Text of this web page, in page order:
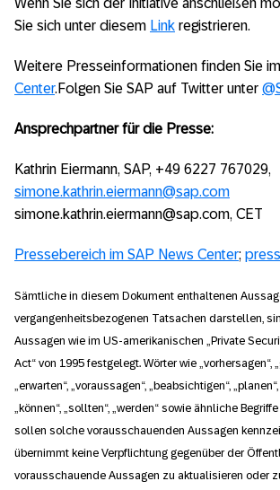
Wenn Sie sich der Initiative anschließen
Sie sich unter diesem Link registrieren.
Weitere Presseinformationen finden Sie im
Center.Folgen Sie SAP auf Twitter unter
Ansprechpartner für die Presse:
Kathrin Eiermann, SAP, +49 6227 767029,
simone.kathrin.eiermann@sap.com
simone.kathrin.eiermann@sap.com, CET
Pressebereich im SAP News Center;
Sämtliche in diesem Dokument enthaltenen
vergangenheitsbezogenen Tatsachen darstellen,
Aussagen wie im US-amerikanischen „Private
Act“ von 1995 festgelegt. Wörter wie „vorhersagen“,
„erwarten“, „voraussagen“, „beabsichtigen“,
„können“, „sollten“, „werden“ sowie ähnliche
sollen solche vorausschauenden Aussagen
übernimmt keine Verpflichtung gegenüber der
vorausschauende Aussagen zu aktualisieren oder